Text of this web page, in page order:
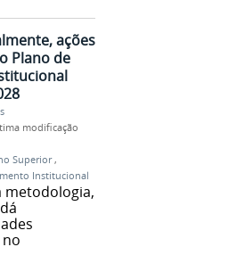
ações
Plano de
modificação
Superior,
Institucional
metodologia,